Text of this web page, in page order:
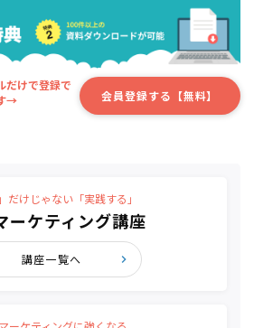
だけで登録で
→
会員登録する【無料】
だけじゃない「実践する」
ーケティング講座
講座一覧へ